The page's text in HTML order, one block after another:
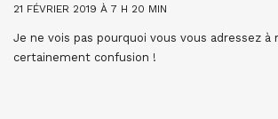
21 FÉVRIER 2019 À 7 H 20 MIN
Je ne vois pas pourquoi vous vous adressez à
certainement confusion !